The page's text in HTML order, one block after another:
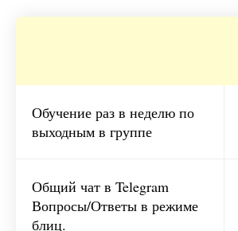
Обучение раз в неделю по
выходным в группе
Общий чат в Telegram
Вопросы/Ответы в режиме
блиц.